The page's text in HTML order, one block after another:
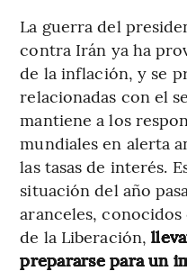
La guerra del
contra Irán ya ha
de la inflación, y se
relacionadas con el
mantiene a los
mundiales en alerta
las tasas de interés.
situación del año
aranceles,
de la Liberación,
prepararse para un